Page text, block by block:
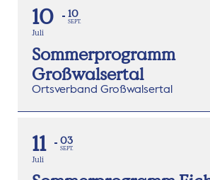
10
Juli
10
SEPT.
Sommerprogramm
Großwalsertal
Ortsverband Großwalsertal
11
Juli
03
SEPT.